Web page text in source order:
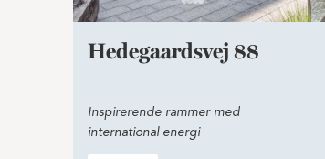
Hedegaardsvej 88
Inspirerende rammer med
international energi